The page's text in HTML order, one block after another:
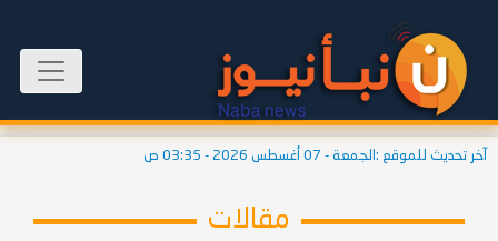
آخر تحديث للموقع : الجمعة - 07 أغسطس 2026 - 03:35 ص
مقالات